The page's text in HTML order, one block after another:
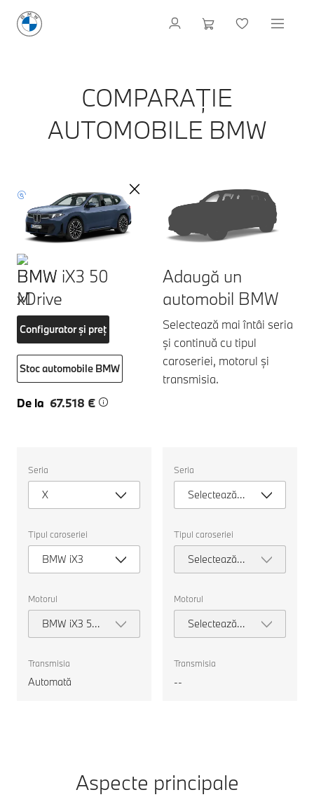
COMPARAȚIE
AUTOMOBILE BMW
BMW iX3 50
xDrive
Configurator și preț
Stoc automobile BMW
De la 67.518 €
următoarele
proprietăți
pentru
a
o
mașină
pentru
comparație.
Seria
X
Tipul caroseriei
BMW iX3
Motorul
BMW iX3 50
xDrive
Transmisia
Automată
Adaugă un
automobil BMW
Selectează mai întâi seria
și continuă cu tipul
caroseriei, motorul și
transmisia.
următoarele
proprietăți
pentru
a
o
mașină
pentru
comparație.
Seria
Selectează
seria
Tipul caroseriei
Selectează
tipul
Motorul
Selectează
motorul
Transmisia
--
Aspecte principale